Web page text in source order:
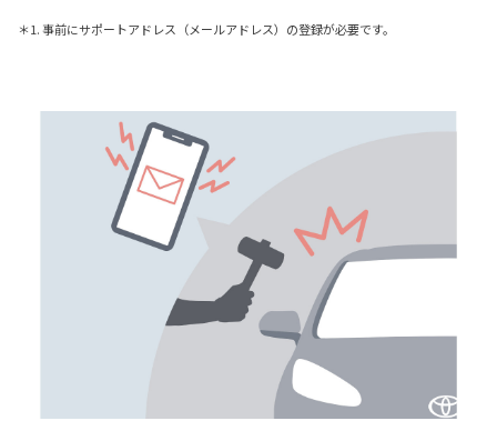
＊1. 事前にサポートアドレス（メールアドレス）の登録が必要です。